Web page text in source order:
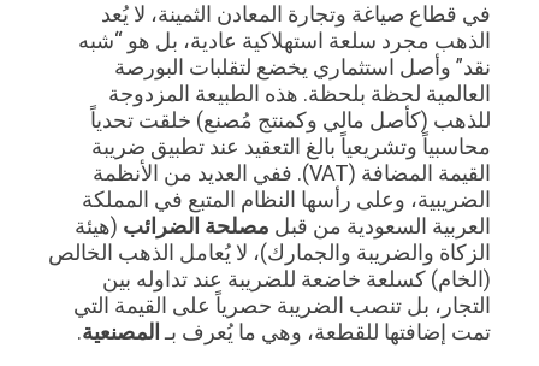
في قطاع صياغة وتجارة المعادن الثمينة، لا يُعد
الذهب مجرد سلعة استهلاكية عادية، بل هو “شبه
نقد” وأصل استثماري يخضع لتقلبات البورصة
العالمية لحظة بلحظة. هذه الطبيعة المزدوجة
للذهب (كأصل مالي وكمنتج مُصنع) خلقت تحدياً
محاسبياً وتشريعياً بالغ التعقيد عند تطبيق ضريبة
القيمة المضافة (VAT). ففي العديد من الأنظمة
الضريبية، وعلى رأسها النظام المتبع في المملكة
العربية السعودية من قبل مصلحة الضرائب (هيئة
الزكاة والضريبة والجمارك)، لا يُعامل الذهب الخالص
(الخام) كسلعة خاضعة للضريبة عند تداوله بين
التجار، بل تنصب الضريبة حصرياً على القيمة التي
تمت إضافتها للقطعة، وهي ما يُعرف بـ المصنعية.